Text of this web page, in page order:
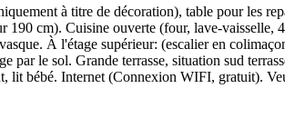
à titre de décoration), table pour les
190 cm). Cuisine ouverte (four, lave-vaisselle,
À l'étage supérieur: (escalier en
le sol. Grande terrasse, situation sud
lit bébé. Internet (Connexion WIFI, gratuit).